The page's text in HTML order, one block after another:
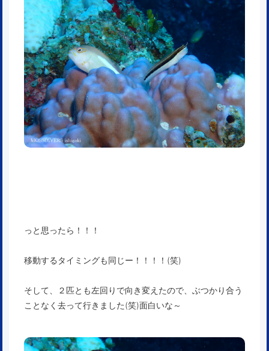
っと思ったら！！！
移動するタイミングも同じー！！！！(笑)
そして、２匹とも左回りで向き変えたので、ぶつかり合う
ことなく去って行きました(笑)面白いな～